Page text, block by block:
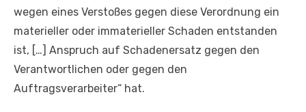
wegen eines Verstoßes gegen diese Verordnung ein
materieller oder immaterieller Schaden entstanden
ist, […] Anspruch auf Schadenersatz gegen den
Verantwortlichen oder gegen den
Auftragsverarbeiter“ hat.